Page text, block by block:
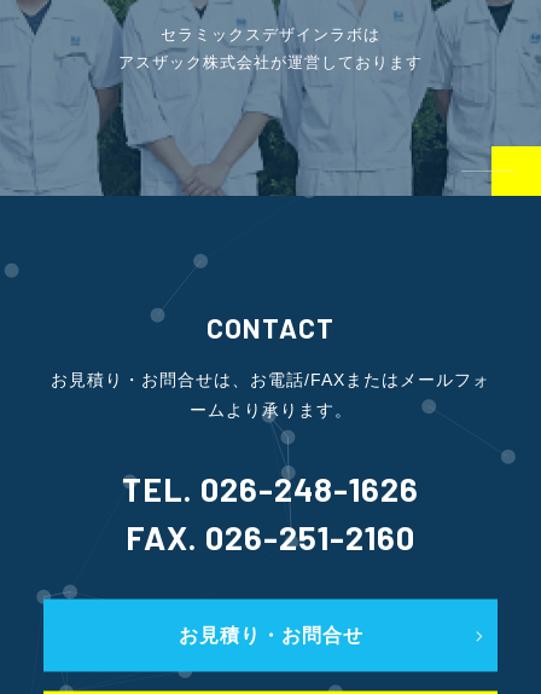
セラミックスデザインラボは
アスザック株式会社が運営しております
CONTACT
お見積り・お問合せは、お電話/FAXまたはメールフォ
ームより承ります。
TEL. 026-248-1626
FAX. 026-251-2160
お見積り・お問合せ